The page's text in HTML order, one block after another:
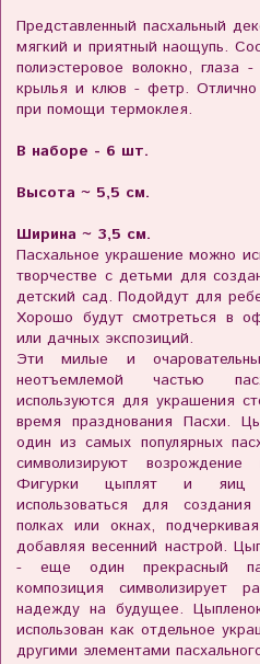
Представленный пасхальный
мягкий и приятный наощупь.
полиэстеровое волокно, глаза
крылья и клюв - фетр. Отлично
при помощи термоклея.
В наборе - 6 шт.
Высота ~ 5,5 см.
Ширина ~ 3,5 см.
Пасхальное украшение можно
творчестве с детьми для
детский сад. Подойдут для
Хорошо будут смотреться в
или дачных экспозиций.
Эти милые и
неотъемлемой частью
используются для украшения
время празднования Пасхи.
один из самых популярных
символизируют
Фигурки цыплят и яиц
использоваться для
полках или окнах,
добавляя весенний настрой.
- еще один прекрасный
композиция символизирует
надежду на будущее.
использован как отдельное
другими элементами